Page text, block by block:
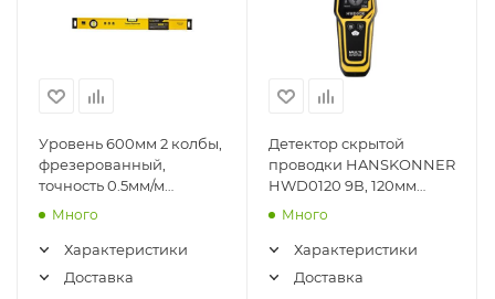
Уровень 600мм 2 колбы,
фрезерованный,
точность 0.5мм/м
HANSKONNER HK2015-
Много
Характеристики
Доставка
Детектор скрытой
проводки HANSKONNER
HWD0120 9В, 120мм
(проводка-дерево-
металлы)
Много
Характеристики
Доставка